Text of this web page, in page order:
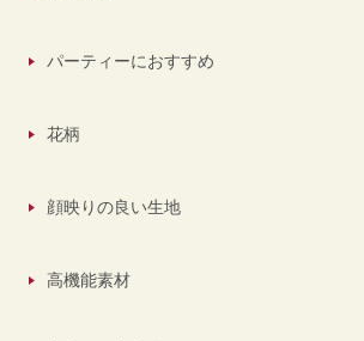
パーティーにおすすめ
花柄
顔映りの良い生地
高機能素材